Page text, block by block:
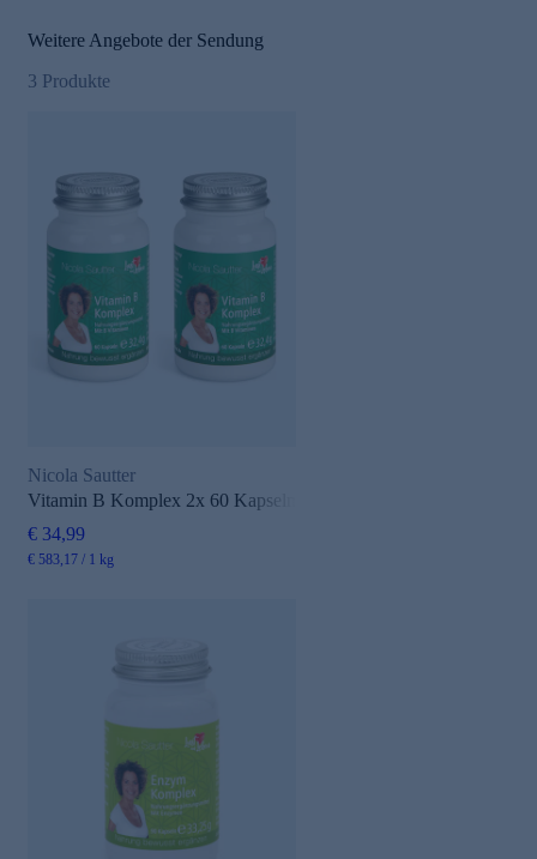
Weitere Angebote der Sendung
3 Produkte
Nicola Sautter
Vitamin B Komplex 2x 60 Kapseln
€ 34,99
€ 583,17 / 1 kg